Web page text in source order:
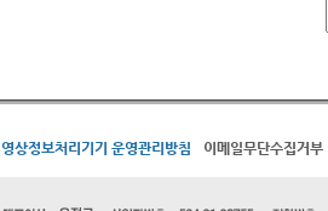
영상정보처리기기 운영관리방침 이메일무단수집거부